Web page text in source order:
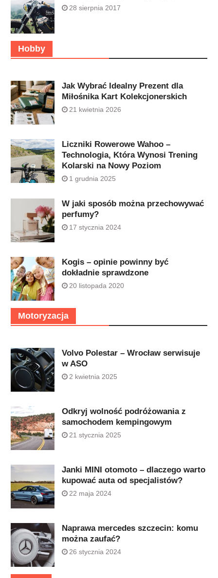
28 sierpnia 2017
Hobby
Jak Wybrać Idealny Prezent dla
Miłośnika Kart Kolekcjonerskich
21 kwietnia 2026
Liczniki Rowerowe Wahoo –
Technologia, Która Wynosi Trening
Kolarski na Nowy Poziom
1 grudnia 2025
W jaki sposób można przechowywać
perfumy?
17 stycznia 2024
Kogis – opinie powinny być
dokładnie sprawdzone
20 listopada 2020
Motoryzacja
Volvo Polestar – Wrocław serwisuje
w ASO
2 kwietnia 2025
Odkryj wolność podróżowania z
samochodem kempingowym
21 stycznia 2025
Janki MINI otomoto – dlaczego warto
kupować auta od specjalistów?
22 maja 2024
Naprawa mercedes szczecin: komu
można zaufać?
26 stycznia 2024